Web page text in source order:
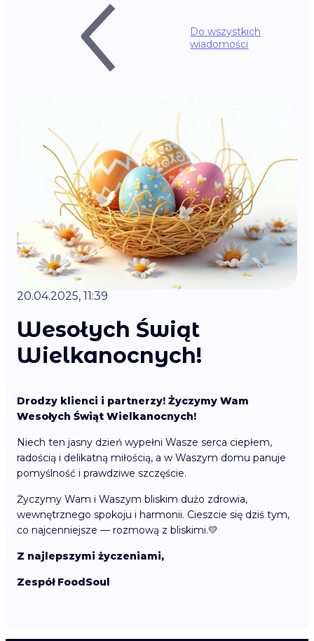
Do wszystkich
wiadomości
20.04.2025, 11:39
Wesołych Świąt
Wielkanocnych!
Drodzy klienci i partnerzy! Życzymy Wam
Wesołych Świąt Wielkanocnych!
Niech ten jasny dzień wypełni Wasze serca ciepłem,
radością i delikatną miłością, a w Waszym domu panuje
pomyślność i prawdziwe szczęście.
Życzymy Wam i Waszym bliskim dużo zdrowia,
wewnętrznego spokoju i harmonii. Cieszcie się dziś tym,
co najcenniejsze — rozmową z bliskimi.💛
Z najlepszymi życzeniami,
Zespół FoodSoul